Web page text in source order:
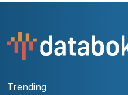
Trending